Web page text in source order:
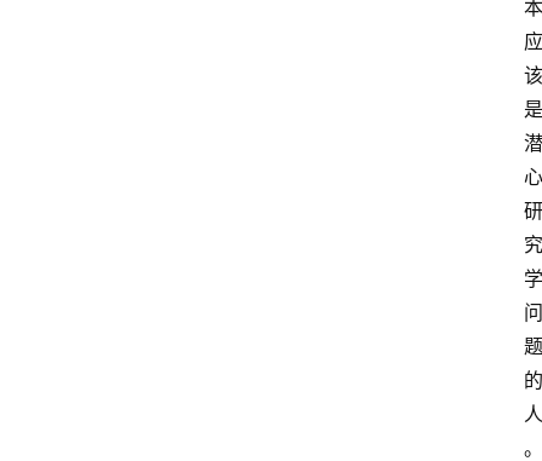
本
应
该
是
潜
心
研
究
学
问
题
的
人
。